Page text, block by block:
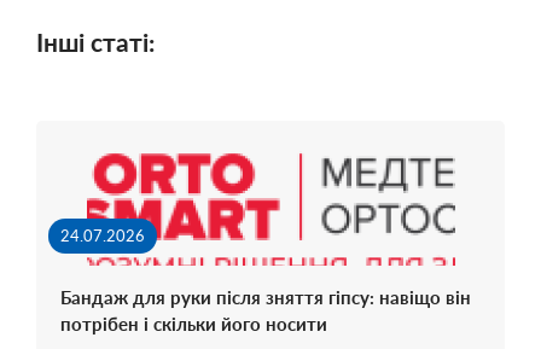
Інші статі:
24.07.2026
Бандаж для руки після зняття гіпсу: навіщо він
потрібен і скільки його носити